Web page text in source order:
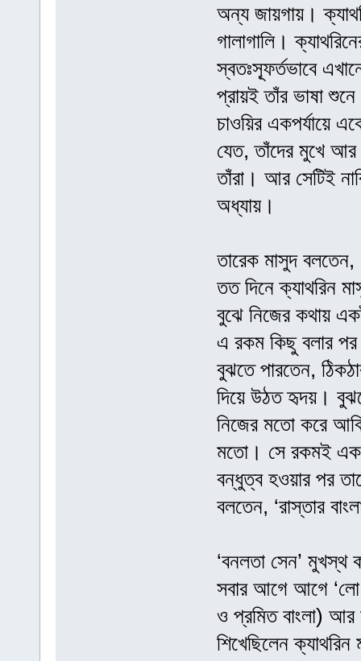
অন্য জায়গায়।
গালাগালি।
স্বতঃস্ফূর্তভাবে
প্রায়ই তাঁর ভাষা
চাওয়ির একপর্যায়ে
যেত, তাঁদের মুখে আর
তাঁরা। আর সেটিই
অধ্যায়।
তারেক মাসুদ বলতেন,
তত দিনে ক্যাথরিন
বুঝে নিজের কথায়
এ রকম কিছু বলার
বুঝতে পারতেন,
দিয়ে উঠত হৃদয়।
নিজের মতো করে
মতো। সে রকমই
বন্ধুত্ব হওয়ার পর
বলতেন, ‘রাস্তার
‘বনলতা সেন’ মুখস্থ
সবার আগে আগে ‘লো
ও প্রমিত বাংলা) আর
শিখেছিলেন